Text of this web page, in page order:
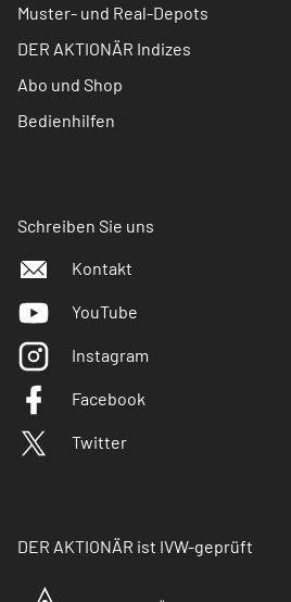
Muster- und Real-Depots
DER AKTIONÄR Indizes
Abo und Shop
Bedienhilfen
Schreiben Sie uns
Kontakt
YouTube
Instagram
Facebook
Twitter
DER AKTIONÄR ist IVW-geprüft